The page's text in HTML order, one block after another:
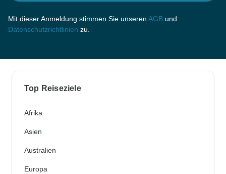
Mit dieser Anmeldung stimmen Sie unseren AGB und
Datenschutzrichtlinien zu.
Top Reiseziele
Afrika
Asien
Australien
Europa